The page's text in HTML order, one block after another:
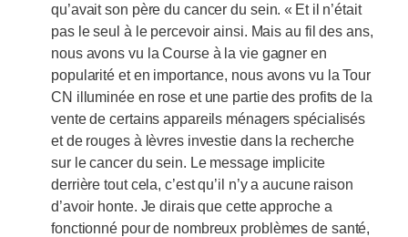
qu’avait son père du cancer du sein. « Et il n’était
pas le seul à le percevoir ainsi. Mais au fil des ans,
nous avons vu la Course à la vie gagner en
popularité et en importance, nous avons vu la Tour
CN illuminée en rose et une partie des profits de la
vente de certains appareils ménagers spécialisés
et de rouges à lèvres investie dans la recherche
sur le cancer du sein. Le message implicite
derrière tout cela, c’est qu’il n’y a aucune raison
d’avoir honte. Je dirais que cette approche a
fonctionné pour de nombreux problèmes de santé,